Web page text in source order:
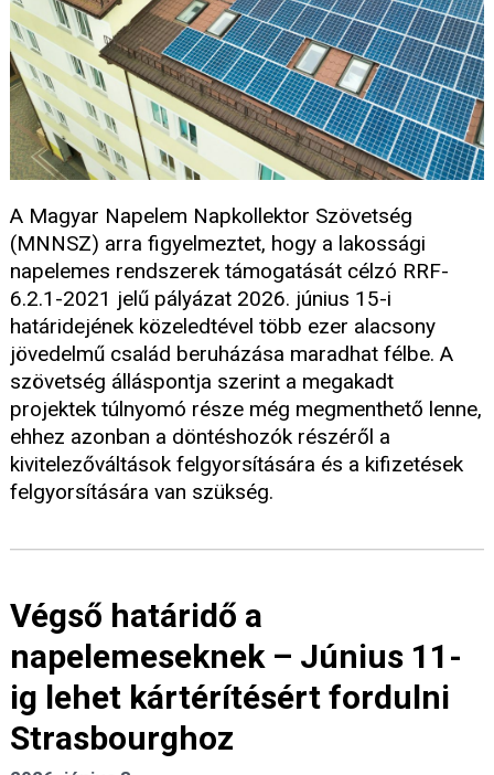
A Magyar Napelem Napkollektor Szövetség
(MNNSZ) arra figyelmeztet, hogy a lakossági
napelemes rendszerek támogatását célzó RRF-
6.2.1-2021 jelű pályázat 2026. június 15-i
határidejének közeledtével több ezer alacsony
jövedelmű család beruházása maradhat félbe. A
szövetség álláspontja szerint a megakadt
projektek túlnyomó része még megmenthető lenne,
ehhez azonban a döntéshozók részéről a
kivitelezőváltások felgyorsítására és a kifizetések
felgyorsítására van szükség.
Végső határidő a
napelemeseknek – Június 11-
ig lehet kártérítésért fordulni
Strasbourghoz